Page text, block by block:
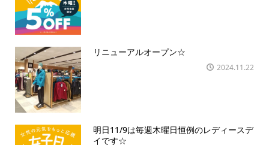
リニューアルオープン☆
2024.11.22
明日11/9は毎週木曜日恒例のレディースデ
イです☆